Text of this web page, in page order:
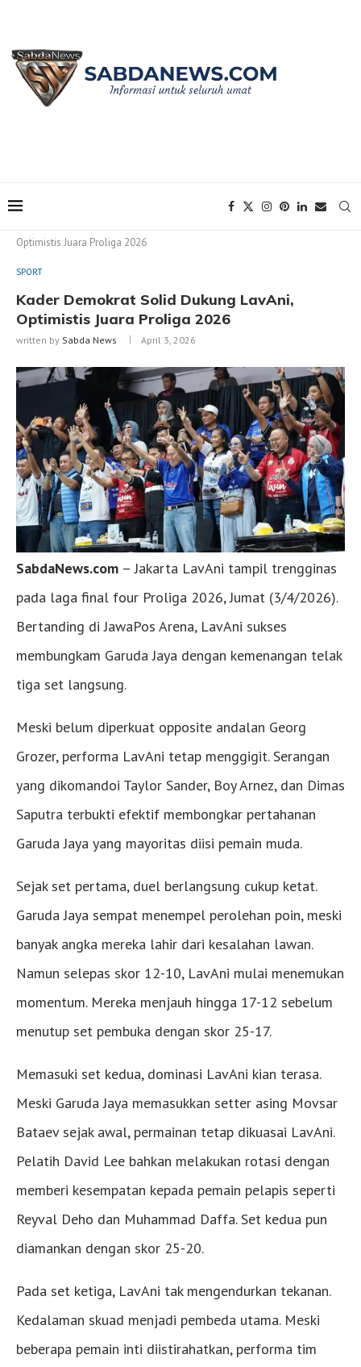
Optimistis Juara Proliga 2026
SPORT
Kader Demokrat Solid Dukung LavAni,
Optimistis Juara Proliga 2026
written by Sabda News April 3, 2026
SabdaNews.com – Jakarta LavAni tampil trengginas
pada laga final four Proliga 2026, Jumat (3/4/2026).
Bertanding di JawaPos Arena, LavAni sukses
membungkam Garuda Jaya dengan kemenangan telak
tiga set langsung.
Meski belum diperkuat opposite andalan Georg
Grozer, performa LavAni tetap menggigit. Serangan
yang dikomandoi Taylor Sander, Boy Arnez, dan Dimas
Saputra terbukti efektif membongkar pertahanan
Garuda Jaya yang mayoritas diisi pemain muda.
Sejak set pertama, duel berlangsung cukup ketat.
Garuda Jaya sempat menempel perolehan poin, meski
banyak angka mereka lahir dari kesalahan lawan.
Namun selepas skor 12-10, LavAni mulai menemukan
momentum. Mereka menjauh hingga 17-12 sebelum
menutup set pembuka dengan skor 25-17.
Memasuki set kedua, dominasi LavAni kian terasa.
Meski Garuda Jaya memasukkan setter asing Movsar
Bataev sejak awal, permainan tetap dikuasai LavAni.
Pelatih David Lee bahkan melakukan rotasi dengan
memberi kesempatan kepada pemain pelapis seperti
Reyval Deho dan Muhammad Daffa. Set kedua pun
diamankan dengan skor 25-20.
Pada set ketiga, LavAni tak mengendurkan tekanan.
Kedalaman skuad menjadi pembeda utama. Meski
beberapa pemain inti diistirahatkan, performa tim